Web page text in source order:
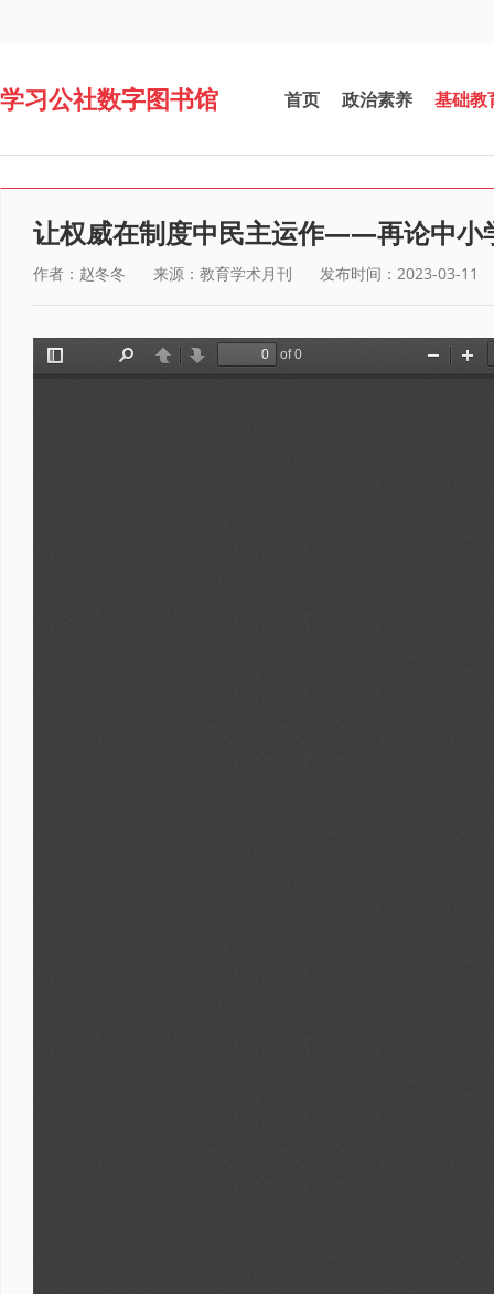
学习公社数字图书馆 首页 政治素养 基础教
让权威在制度中民主运作——再论中小
作者：赵冬冬 来源：教育学术月刊 发布时间：2023-03-11